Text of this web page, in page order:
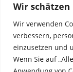
Wir
Wir verwenden
verbessern,
einzusetzen und
Wenn Sie auf
WIR SIND IN DER